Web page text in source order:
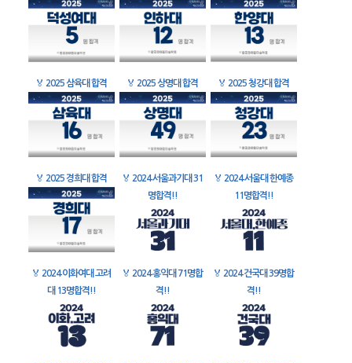
🏅 2025 삼육대 합격 🏅 2025 상명대 합격 🏅 2025 청강대 합격
🏅 2025 경희대 합격 🏅 2024 서울과기대 31
명합격!!
🏅 2024 서울대 한예종
11명합격!!
🏅 2024 이화여대 고려
대 13명합격!!
🏅 2024 홍익대 71명합
격!!
🏅 2024 건국대 39명합
격!!